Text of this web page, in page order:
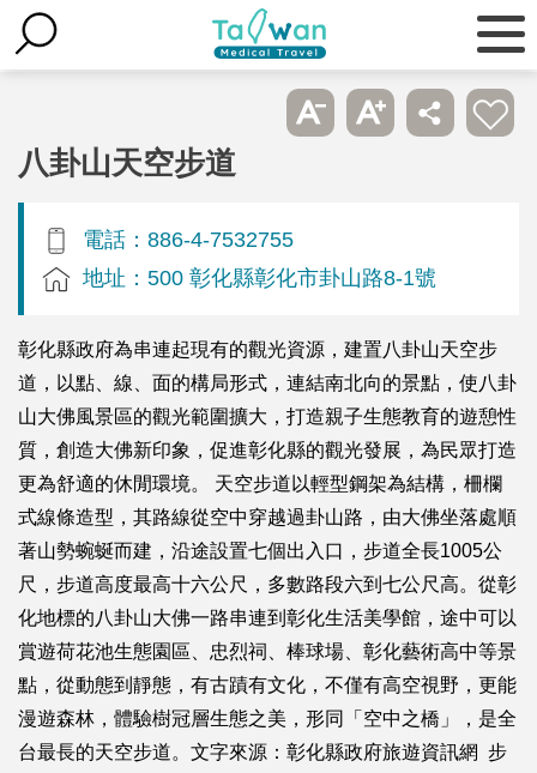
八卦山天空步道
電話：886-4-7532755
地址：500 彰化縣彰化市卦山路8-1號
彰化縣政府為串連起現有的觀光資源，建置八卦山天空步
道，以點、線、面的構局形式，連結南北向的景點，使八卦
山大佛風景區的觀光範圍擴大，打造親子生態教育的遊憩性
質，創造大佛新印象，促進彰化縣的觀光發展，為民眾打造
更為舒適的休閒環境。 天空步道以輕型鋼架為結構，柵欄
式線條造型，其路線從空中穿越過卦山路，由大佛坐落處順
著山勢蜿蜒而建，沿途設置七個出入口，步道全長1005公
尺，步道高度最高十六公尺，多數路段六到七公尺高。從彰
化地標的八卦山大佛一路串連到彰化生活美學館，途中可以
賞遊荷花池生態園區、忠烈祠、棒球場、彰化藝術高中等景
點，從動態到靜態，有古蹟有文化，不僅有高空視野，更能
漫遊森林，體驗樹冠層生態之美，形同「空中之橋」，是全
台最長的天空步道。文字來源：彰化縣政府旅遊資訊網 步